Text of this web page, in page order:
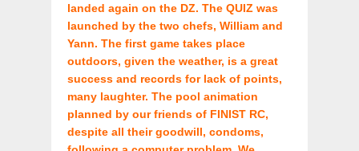
landed again on the DZ. The QUIZ was
launched by the two chefs, William and
Yann. The first game takes place
outdoors, given the weather, is a great
success and records for lack of points,
many laughter. The pool animation
planned by our friends of FINIST RC,
despite all their goodwill, condoms,